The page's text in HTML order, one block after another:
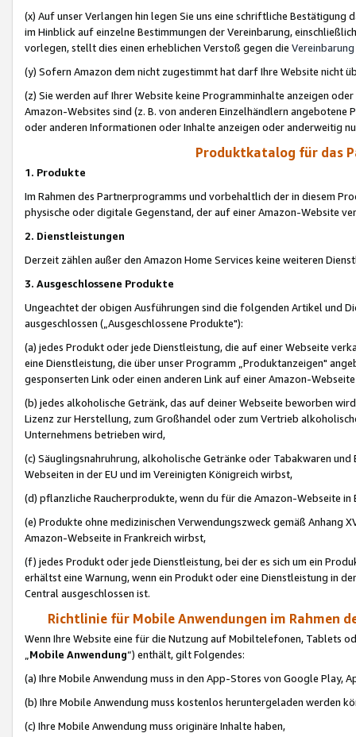
(x) Auf unser Verlangen hin legen Sie uns eine schriftliche
im Hinblick auf einzelne Bestimmungen der Vereinbarung,
vorlegen, stellt dies einen erheblichen Verstoß gegen die Vereinbarung
(y) Sofern Amazon dem nicht zugestimmt hat darf Ihre Website nicht
(z) Sie werden auf Ihrer Website keine Programminhalte anzeigen
Amazon-Websites sind (z. B. von anderen Einzelhändlern
oder anderen Informationen oder Inhalte anzeigen oder anderweitig
Produktkatalog für das
1. Produkte
Im Rahmen des Partnerprogramms und vorbehaltlich der in diesem
physische oder digitale Gegenstand, der auf einer Amazon-Website
2. Dienstleistungen
Derzeit zählen außer den Amazon Home Services keine weiteren
3. Ausgeschlossene Produkte
Ungeachtet der obigen Ausführungen sind die folgenden Artikel und
ausgeschlossen („Ausgeschlossene Produkte"):
(a) jedes Produkt oder jede Dienstleistung, die auf einer Webseite
eine Dienstleistung, die über unser Programm „Produktanzeigen"
gesponserten Link oder einen anderen Link auf einer Amazon-
(b) jedes alkoholische Getränk, das auf deiner Webseite beworben
Lizenz zur Herstellung, zum Großhandel oder zum Vertrieb
Unternehmens betrieben wird,
(c) Säuglingsnahruhrung, alkoholische Getränke oder Tabakwaren
Webseiten in der EU und im Vereinigten Königreich wirbst,
(d) pflanzliche Raucherprodukte, wenn du für die Amazon-Webseite in
(e) Produkte ohne medizinischen Verwendungszweck gemäß Anhang
Amazon-Webseite in Frankreich wirbst,
(f) jedes Produkt oder jede Dienstleistung, bei der es sich um ein
erhältst eine Warnung, wenn ein Produkt oder eine Dienstleistung in
Central ausgeschlossen ist.
Richtlinie für Mobile Anwendungen im Rahmen
Wenn Ihre Website eine für die Nutzung auf Mobiltelefonen, Tablets
„Mobile Anwendung“) enthält, gilt Folgendes:
(a) Ihre Mobile Anwendung muss in den App-Stores von Google Play,
(b) Ihre Mobile Anwendung muss kostenlos heruntergeladen werden
(c) Ihre Mobile Anwendung muss originäre Inhalte haben,